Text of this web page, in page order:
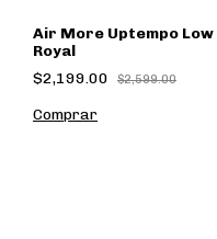
Air More Uptempo
Royal
$2,199.00
$2,599.00
Comprar